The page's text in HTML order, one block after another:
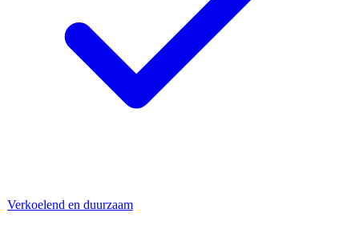
Verkoelend en duurzaam